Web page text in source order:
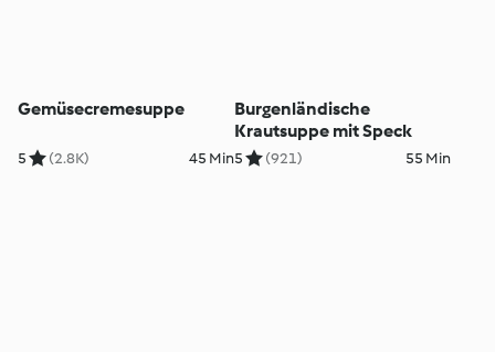
Gemüsecremesuppe
5 (2.8K) 45 Min
Burgenländische
Krautsuppe mit Speck
5 (921) 55 Min